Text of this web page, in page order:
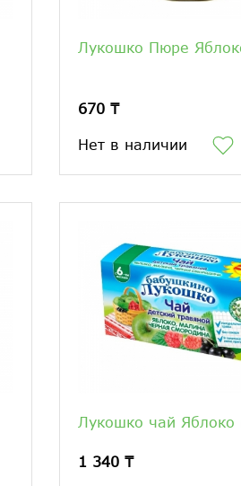
Лукошко Пюре
670 ₸
Нет в наличии
Лукошко чай Яблоко
1 340 ₸